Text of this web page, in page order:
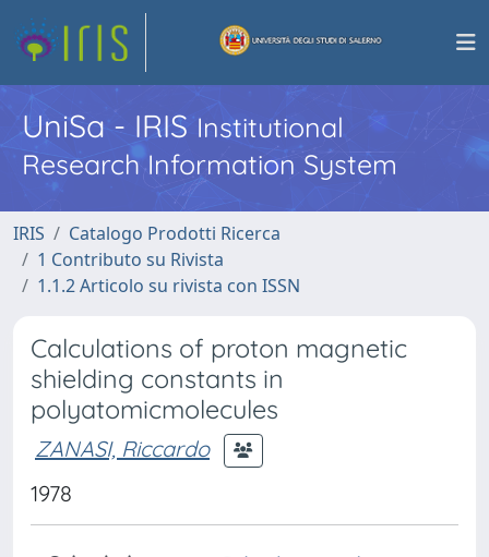
UniSa - IRISInstitutional
Research Information System
IRIS
Catalogo Prodotti Ricerca
1 Contributo su Rivista
1.1.2 Articolo su rivista con ISSN
Calculations of proton magnetic
shielding constants in
polyatomicmolecules
ZANASI, Riccardo
1978